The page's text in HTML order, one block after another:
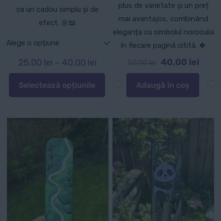
ca un cadou simplu și de
efect. 🌼📖
25,00 lei – 40,00 lei
de
până
40,00 lei
Selectează opțiunile
Acest
are
plus de varietate și un preț
mai avantajos, combinând
eleganța cu simbolul norocului
în fiecare pagină citită. 🍀
Prețul
inițial
a
40,00 lei
Adaugă în coș